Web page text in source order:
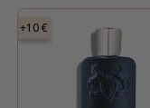
+10 €